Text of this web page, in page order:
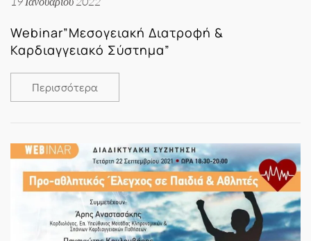
Webinar”Μεσογειακή Διατροφή &
Καρδιαγγειακό Σύστημα”
Περισσότερα